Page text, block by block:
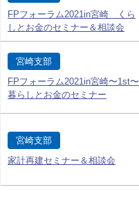
FPフォーラム2021in宮崎 くら
しとお金のセミナー＆相談会
宮崎支部
FPフォーラム2021in宮崎〜1st〜
暮らしとお金のセミナー
宮崎支部
家計再建セミナー＆相談会